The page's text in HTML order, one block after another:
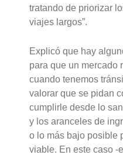
tratando de priorizar
viajes largos”.
Explicó que hay
para que un mercado
cuando tenemos
valorar que se pidan
cumplirle desde lo
y los aranceles de
o lo más bajo posible
viable. En este caso -